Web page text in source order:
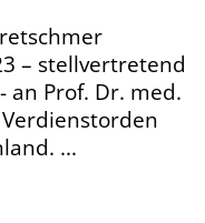
– stellvertretend
Prof. Dr. med.
...